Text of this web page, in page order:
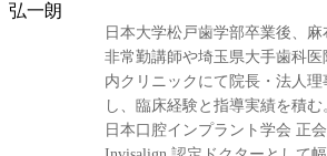
日本大学松戸歯学部卒業後、
非常勤講師や埼玉県大手歯科
内クリニックにて院長・法人
し、臨床経験と指導実績を積む
日本口腔インプラント学会 正会